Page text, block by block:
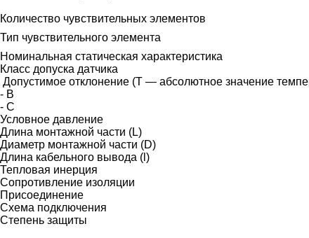
Количество чувствительных элементов
Тип чувствительного элемента
Номинальная статическая характеристика
Класс допуска датчика
Допустимое отклонение (Т — абсолютное значение
- B
- C
Условное давление
Длина монтажной части (L)
Диаметр монтажной части (D)
Длина кабельного вывода (l)
Тепловая инерция
Сопротивление изоляции
Присоединение
Схема подключения
Степень защиты